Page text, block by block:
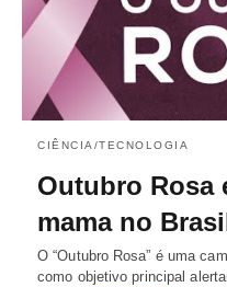
CIÊNCIA/TECNOLOGIA
Outubro Rosa
mama no
O “Outubro Rosa” é uma
como objetivo principal